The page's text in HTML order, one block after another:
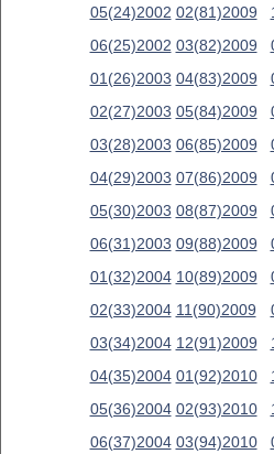
05(24)2002
06(25)2002
01(26)2003
02(27)2003
03(28)2003
04(29)2003
05(30)2003
06(31)2003
01(32)2004
02(33)2004
03(34)2004
04(35)2004
05(36)2004
06(37)2004
02(81)2009
03(82)2009
04(83)2009
05(84)2009
06(85)2009
07(86)2009
08(87)2009
09(88)2009
10(89)2009
11(90)2009
12(91)2009
01(92)2010
02(93)2010
03(94)2010